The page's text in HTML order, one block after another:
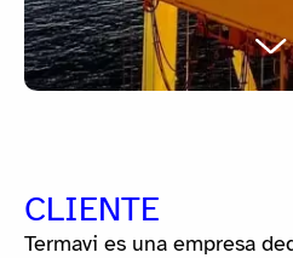
CLIENTE
Termavi es una empresa